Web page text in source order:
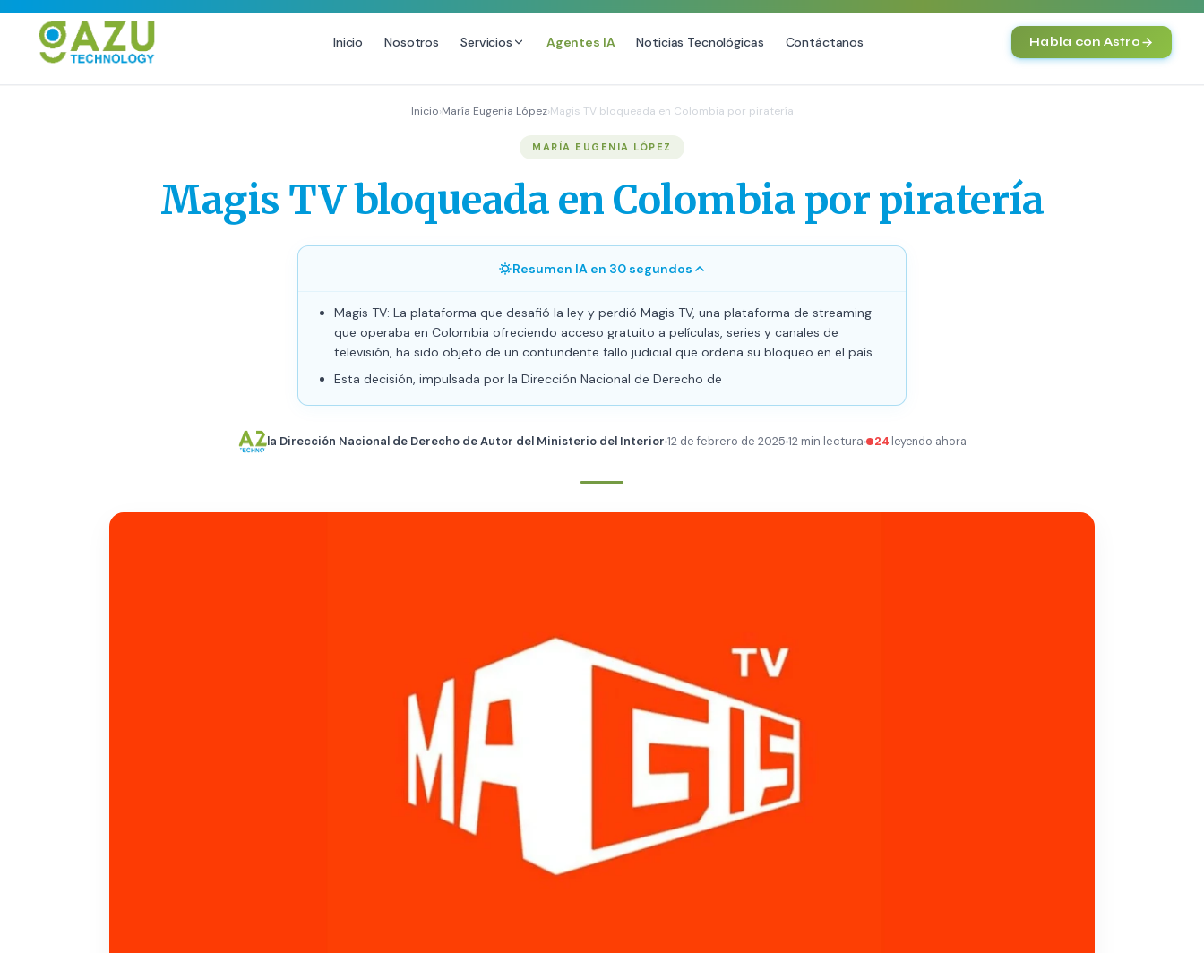
Inicio Nosotros Servicios Agentes IA Noticias Tecnológicas Contáctanos Habla con Astro
Diseño Web Premium
Consultoría SEO
SEO Local Avanzado
SEO para E-commerce
Link Building Premium
Posicionamiento en IA (GEO)
Chatbot Multicanal
Automatización Inteligente
E-commerce con IA
Inicio›María Eugenia López›Magis TV bloqueada en Colombia por piratería
MARÍA EUGENIA LÓPEZ
Magis TV bloqueada en Colombia por piratería
Resumen IA en 30 segundos
Magis TV: La plataforma que desafió la ley y perdió Magis TV, una plataforma de streaming
que operaba en Colombia ofreciendo acceso gratuito a películas, series y canales de
televisión, ha sido objeto de un contundente fallo judicial que ordena su bloqueo en el país.
Esta decisión, impulsada por la Dirección Nacional de Derecho de
la Dirección Nacional de Derecho de Autor del Ministerio del Interior 12 de febrero de 2025 12 min lectura 24 leyendo ahora